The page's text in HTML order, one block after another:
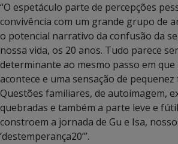
“O espetáculo parte de percepções
convivência com um grande grupo de
o potencial narrativo da confusão da
nossa vida, os 20 anos. Tudo parece
determinante ao mesmo passo em que
acontece e uma sensação de
Questões familiares, de autoimagem,
quebradas e também a parte leve e
constroem a jornada de Gu e Isa,
‘destemperança20’”.